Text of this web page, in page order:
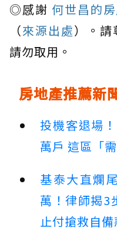
◎感謝 何世昌的
（來源出處）。請
請勿取用。
房地產推薦新
投機客退場
萬戶 這區「
基泰大直爛
萬！律師揭3
止付搶救自備